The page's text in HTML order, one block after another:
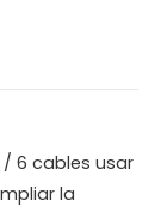
/ 6 cables usar
la